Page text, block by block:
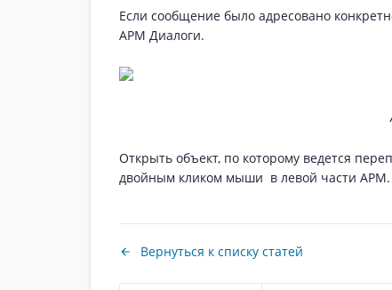
Если сообщение было адресовано
АРМ Диалоги.
Открыть объект, по которому ведется
двойным кликом мыши в левой части АРМ.
Вернуться к списку статей